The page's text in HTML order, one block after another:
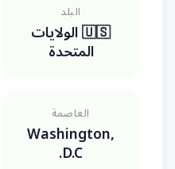
البلد
🇺🇸 الولايات
المتحدة
العاصمة
Washington,
D.C.